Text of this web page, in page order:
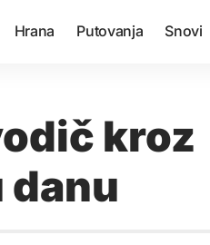
Hrana Putovanja Snovi
kroz
danu